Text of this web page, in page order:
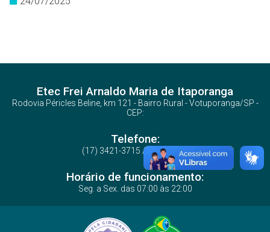
Etec Frei Arnaldo Maria de Itaporanga
Rodovia Péricles Beline, km 121 - Bairro Rural - Votuporanga/SP -
CEP:
Telefone:
(17) 3421-3715 / 3423-5272
Horário de funcionamento:
Seg. a Sex. das 07:00 às 22:00